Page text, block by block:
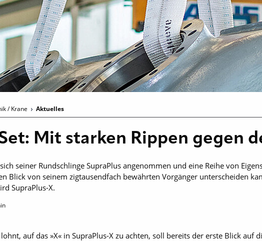
/ Krane Aktuelles
Mit starken Rippen gegen
seiner Rundschlinge SupraPlus angenommen und eine Reihe von
Blick von seinem zigtausendfach bewährten Vorgänger unterscheiden
SupraPlus-X.
lohnt, auf das »X« in SupraPlus-X zu achten, soll bereits der erste Blick auf